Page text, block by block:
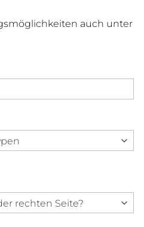
auch unter